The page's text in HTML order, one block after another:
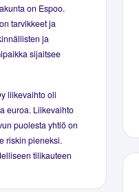
on Espoo.
tarvikkeet ja
ja
sijaitsee
liikevaihto oli
euroa. Liikevaihto
puolesta yhtiö on
riskin pieneksi.
tilikauteen